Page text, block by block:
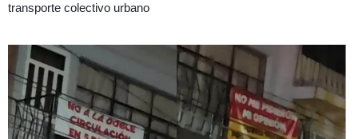
transporte colectivo urbano